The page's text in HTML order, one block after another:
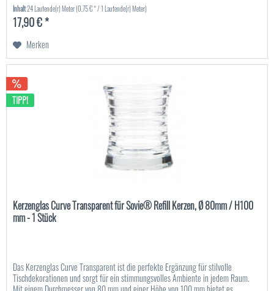
Inhalt24 Laufende(r) Meter(0,75 € * / 1 Laufende(r) Meter)
17,90 € *
Merken
TIPP!
Kerzenglas Curve Transparent für Sovie® Refill Kerzen, Ø 80mm / H100
mm - 1 Stück
Das Kerzenglas Curve Transparent ist die perfekte Ergänzung für stilvolle
Tischdekorationen und sorgt für ein stimmungsvolles Ambiente in jedem Raum.